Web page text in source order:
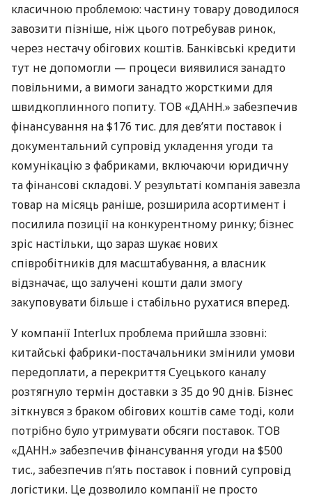
класичною проблемою: частину товару доводилося
завозити пізніше, ніж цього потребував ринок,
через нестачу обігових коштів. Банківські кредити
тут не допомогли — процеси виявилися занадто
повільними, а вимоги занадто жорсткими для
швидкоплинного попиту. ТОВ «ДАНН.» забезпечив
фінансування на $176 тис. для дев’яти поставок і
документальний супровід укладення угоди та
комунікацію з фабриками, включаючи юридичну
та фінансові складові. У результаті компанія завезла
товар на місяць раніше, розширила асортимент і
посилила позиції на конкурентному ринку; бізнес
зріс настільки, що зараз шукає нових
співробітників для масштабування, а власник
відзначає, що залучені кошти дали змогу
закуповувати більше і стабільно рухатися вперед.
У компанії Interlux проблема прийшла ззовні:
китайські фабрики-постачальники змінили умови
передоплати, а перекриття Суецького каналу
розтягнуло термін доставки з 35 до 90 днів. Бізнес
зіткнувся з браком обігових коштів саме тоді, коли
потрібно було утримувати обсяги поставок. ТОВ
«ДАНН.» забезпечив фінансування угоди на $500
тис., забезпечив п’ять поставок і повний супровід
логістики. Це дозволило компанії не просто